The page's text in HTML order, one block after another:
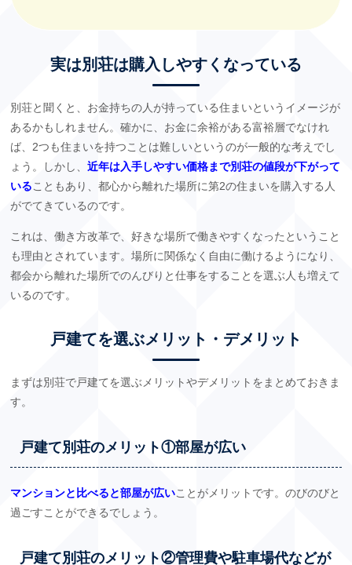
実は別荘は購入しやすくなっている
別荘と聞くと、お金持ちの人が持っている住まいというイメージが
あるかもしれません。確かに、お金に余裕がある富裕層でなけれ
ば、2つも住まいを持つことは難しいというのが一般的な考えでし
ょう。しかし、近年は入手しやすい価格まで別荘の値段が下がって
いることもあり、都心から離れた場所に第2の住まいを購入する人
がでてきているのです。
これは、働き方改革で、好きな場所で働きやすくなったということ
も理由とされています。場所に関係なく自由に働けるようになり、
都会から離れた場所でのんびりと仕事をすることを選ぶ人も増えて
いるのです。
戸建てを選ぶメリット・デメリット
まずは別荘で戸建てを選ぶメリットやデメリットをまとめておきま
す。
戸建て別荘のメリット①部屋が広い
マンションと比べると部屋が広いことがメリットです。のびのびと
過ごすことができるでしょう。
戸建て別荘のメリット②管理費や駐車場代などが